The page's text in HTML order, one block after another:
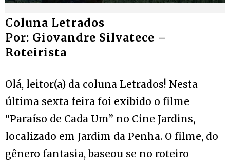
Coluna Letrados
Por: Giovandre Silvatece –
Roteirista
Olá, leitor(a) da coluna Letrados! Nesta
última sexta feira foi exibido o filme
“Paraíso de Cada Um” no Cine Jardins,
localizado em Jardim da Penha. O filme, do
gênero fantasia, baseou se no roteiro